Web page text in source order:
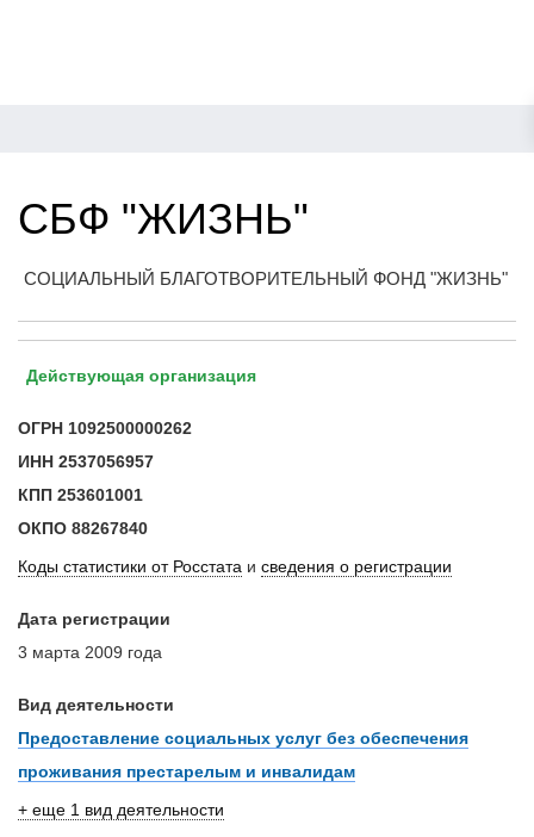
СБФ "ЖИЗНЬ"
СОЦИАЛЬНЫЙ БЛАГОТВОРИТЕЛЬНЫЙ ФОНД "ЖИЗНЬ"
Действующая организация
ОГРН 1092500000262
ИНН 2537056957
КПП 253601001
ОКПО 88267840
Коды статистики от Росстата и сведения о регистрации
Дата регистрации
3 марта 2009 года
Вид деятельности
Предоставление социальных услуг без обеспечения
проживания престарелым и инвалидам
+ еще 1 вид деятельности